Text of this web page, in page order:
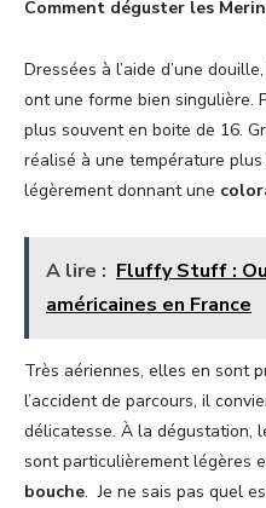
Comment déguster les
Dressées à l’aide d’une
ont une forme bien singulière.
plus souvent en boite de 16.
réalisé à une température
légèrement donnant une
A lire : Fluffy Stuff :
américaines en France
Très aériennes, elles en sont
l’accident de parcours, il
délicatesse. À la dégustation,
sont particulièrement légères
bouche. Je ne sais pas quel